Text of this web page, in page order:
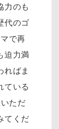
力のも
代のゴ
で再
迫力満
ればま
ている
ただ
てくだ